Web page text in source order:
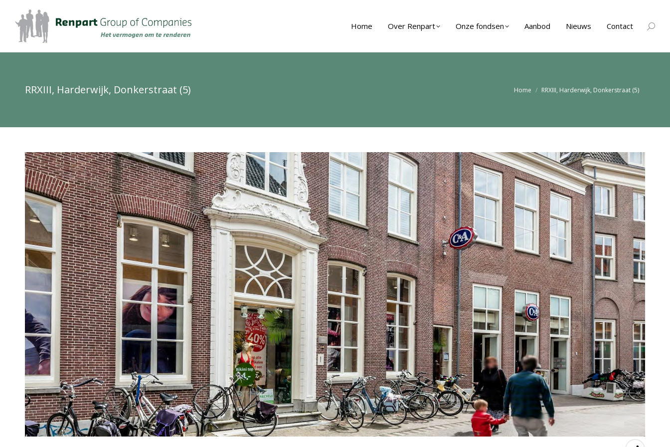
Home Over Renpart Onze fondsen Aanbod Nieuws Contact
RRXIII, Harderwijk, Donkerstraat (5) Je bent hier:
Home RRXIII, Harderwijk, Donkerstraat (5)